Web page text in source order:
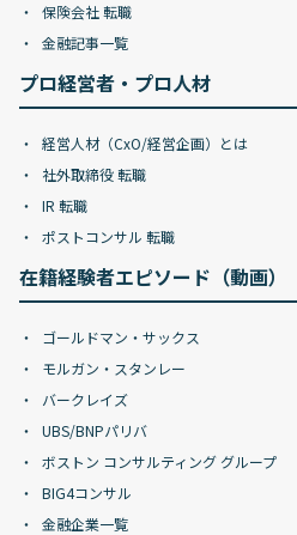
保険会社 転職
金融記事一覧
プロ経営者・プロ人材
経営人材（CxO/経営企画）とは
社外取締役 転職
IR 転職
ポストコンサル 転職
在籍経験者エピソード（動画）
ゴールドマン・サックス
モルガン・スタンレー
バークレイズ
UBS/BNPパリバ
ボストン コンサルティング グループ
BIG4コンサル
金融企業一覧